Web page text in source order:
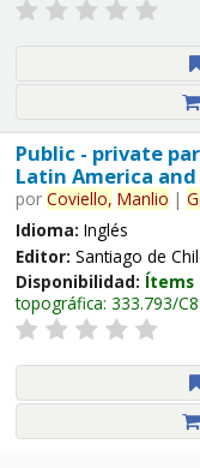
Public - private
Latin America
por Coviello, Manlio |
Idioma: Inglés
Editor: Santiago de
Disponibilidad: Ítems
topográfica: 333.793/